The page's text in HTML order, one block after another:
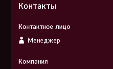
Контакты
Менеджер